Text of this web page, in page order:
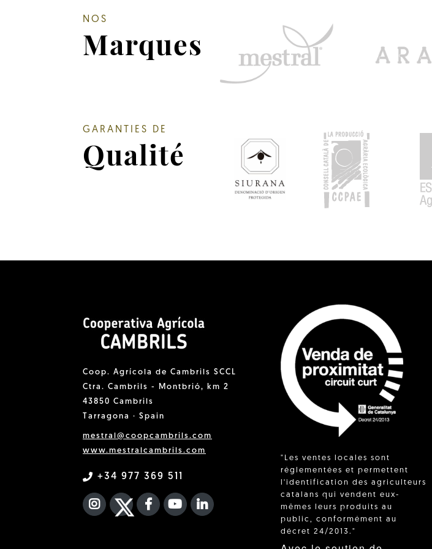
NOS
Marques
GARANTIES DE
Qualité
Coop. Agrícola de Cambrils SCCL
Ctra. Cambrils - Montbrió, km 2
43850 Cambrils
Tarragona · Spain
mestral@coopcambrils.com
www.mestralcambrils.com
+34 977 369 511
INSTAGRAM
TWITTER
FACEBOOK F
YOUTUBEFA LINKEDIN IN
"Les ventes locales sont
réglementées et permettent
l'identification des agriculteurs
catalans qui vendent eux-
mêmes leurs produits au
public, conformément au
décret 24/2013."